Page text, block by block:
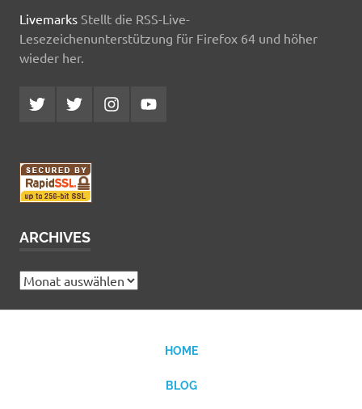
Livemarks Stellt die RSS-Live-
Lesezeichenunterstützung für Firefox 64 und höher
wieder her.
Twitter
MCDP
Twitter
Musicradiostation
InstagramYouTube
ARCHIVES
Archives
HOME
BLOG